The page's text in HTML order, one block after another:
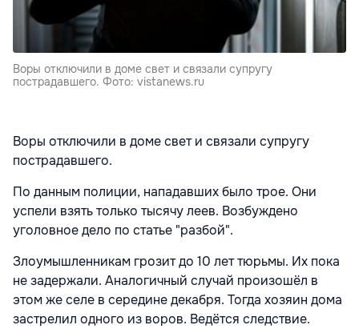
Воры отключили в доме свет и связали супругу
пострадавшего. Фото: vistanews.ru
Воры отключили в доме свет и связали супругу
пострадавшего.
По данным полиции, нападавших было трое. Они
успели взять только тысячу леев. Возбуждено
уголовное дело по статье "разбой".
Злоумышленникам грозит до 10 лет тюрьмы. Их пока
не задержали. Аналогичный случай произошёл в
этом же селе в середине декабря. Тогда хозяин дома
застрелил одного из воров. Ведётся следствие.